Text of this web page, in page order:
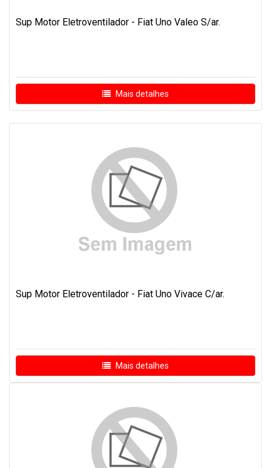
Sup Motor Eletroventilador - Fiat Uno Valeo S/ar.
Mais detalhes
Sup Motor Eletroventilador - Fiat Uno Vivace C/ar.
Mais detalhes